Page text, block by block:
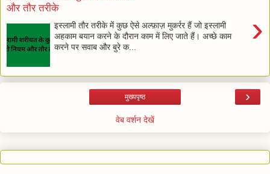
और तौर तरीके
›
इस्लामी तौर तरीके में कुछ ऐसे अल्फ़ाज़ मुकर्रर हैं जो इस्लामी
अहकाम बयान करने के दौरान काम में लिए जाते हैं। अच्छे काम
करने पर सवाब और बुरे क...
›
मुख्यपृष्ठ
वेब वर्शन देखें